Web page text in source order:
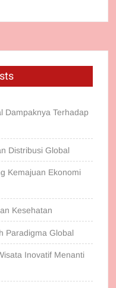
Dampaknya Terhadap
Distribusi Global
Kemajuan Ekonomi
Kesehatan
Paradigma Global
Inovatif Menanti